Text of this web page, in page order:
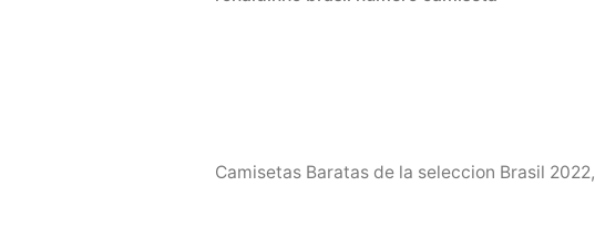
los
del
Camisetas Baratas de la seleccion Brasil 2022,